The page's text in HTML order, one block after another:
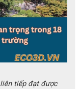
liên tiếp đạt được